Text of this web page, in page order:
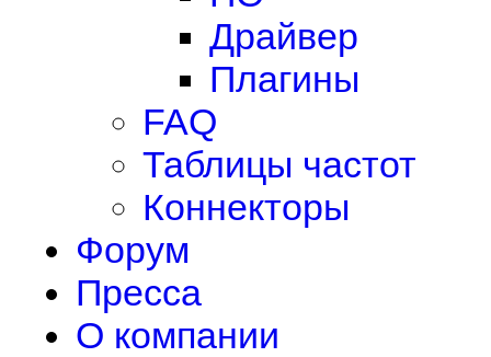
Драйвер
Плагины
FAQ
Таблицы частот
Коннекторы
Форум
Пресса
О компании